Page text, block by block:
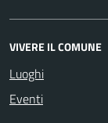
VIVERE IL COMUNE
Luoghi
Eventi